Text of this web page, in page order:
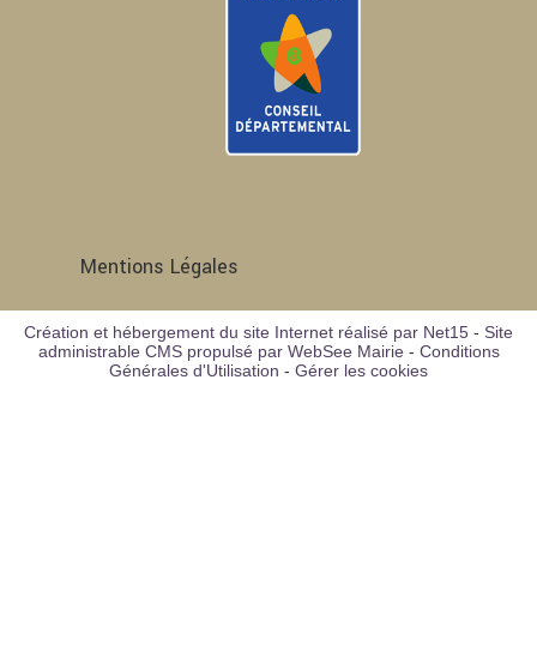
Mentions Légales
Création et hébergement du site Internet réalisé par Net15 - Site
administrable CMS propulsé par WebSee Mairie- Conditions
Générales d'Utilisation - Gérer les cookies